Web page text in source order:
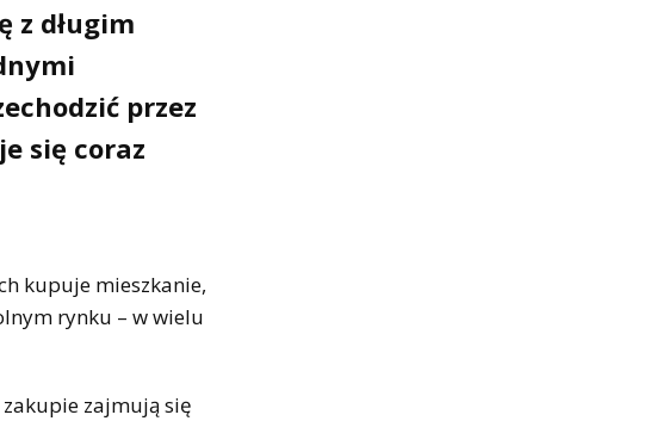
z długim
przez
się coraz
kupuje mieszkanie,
rynku – w wielu
zajmują się